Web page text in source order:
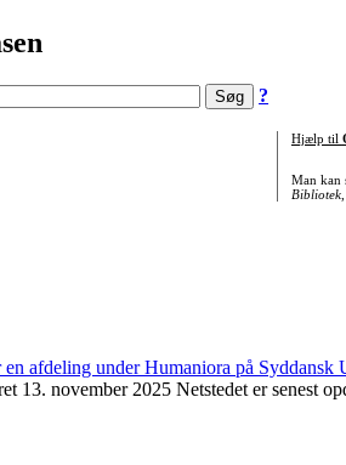
?
Hjælp til
Man kan
Bibliotek
13. november 2025 Netstedet er senest